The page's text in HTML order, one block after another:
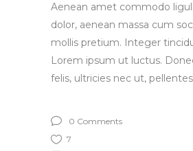
Aenean amet commodo
dolor, aenean massa cum
mollis pretium. Integer
Lorem ipsum ut luctus.
felis, ultricies nec ut,
0 Comments
7